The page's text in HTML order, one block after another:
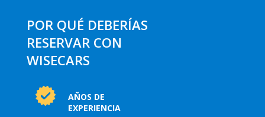
POR QUÉ DEBERÍAS
RESERVAR CON
WISECARS
AÑOS DE
EXPERIENCIA